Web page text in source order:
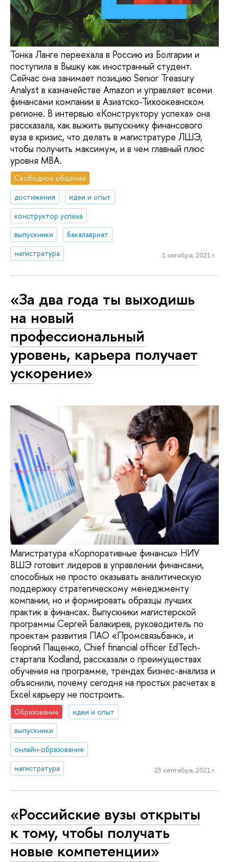
Тонка Ланге переехала в Россию из Болгарии и
поступила в Вышку как иностранный студент.
Сейчас она занимает позицию Senior Treasury
Analyst в казначействе Amazon и управляет всеми
финансами компании в Азиатско-Тихоокеанском
регионе. В интервью «Конструктору успеха» она
рассказала, как выжить выпускнику финансового
вуза в кризис, что делать в магистратуре ЛШЭ,
чтобы получить максимум, и в чем главный плюс
уровня МВА.
Свободное общение
достижения
идеи и опыт
конструктор успеха
выпускники
бакалавриат
магистратура
1 октября, 2021 г.
«За два года ты выходишь
на новый
профессиональный
уровень, карьера получает
ускорение»
Магистратура «Корпоративные финансы» НИУ
ВШЭ готовит лидеров в управлении финансами,
способных не просто оказывать аналитическую
поддержку стратегическому менеджменту
компании, но и формировать образцы лучших
практик в финансах. Выпускники магистерской
программы Сергей Балакирев, руководитель по
проектам развития ПАО «Промсвязьбанк», и
Георгий Пащенко, Chief financial officer EdTech-
стартапа Kodland, рассказали о преимуществах
обучения на программе, трендах бизнес-анализа и
объяснили, почему сегодня на простых расчетах в
Excel карьеру не построить.
Образование
идеи и опыт
выпускники
онлайн-образование
магистратура
23 сентября, 2021 г.
«Российские вузы открыты
к тому, чтобы получать
новые компетенции»